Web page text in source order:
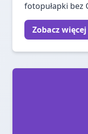
fotopułapki bez
Zobacz więcej